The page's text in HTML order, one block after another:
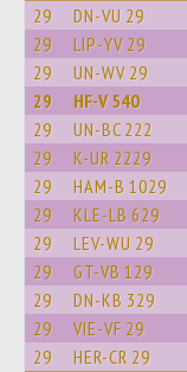
29 DN-VU 29
29 LIP-YV 29
29 UN-WV 29
29 HF-V 540
29 UN-BC 222
29 K-UR 2229
29 HAM-B 1029
29 KLE-LB 629
29 LEV-WU 29
29 GT-VB 129
29 DN-KB 329
29 VIE-VF 29
29 HER-CR 29